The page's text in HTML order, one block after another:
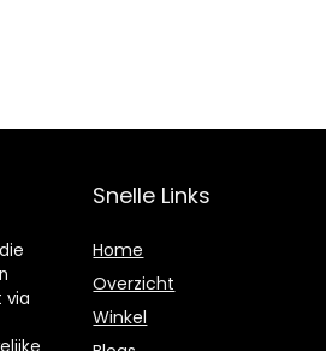
via
Snelle Links
Home
Overzicht
Winkel